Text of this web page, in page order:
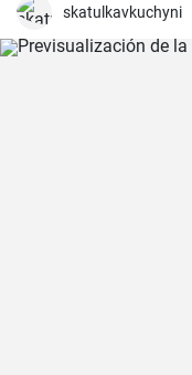
skatulkavkuchyni